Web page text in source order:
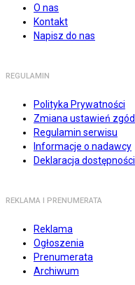
O nas
Kontakt
Napisz do nas
REGULAMIN
Polityka Prywatności
Zmiana ustawień zgód
Regulamin serwisu
Informacje o nadawcy
Deklaracja dostępności
REKLAMA I PRENUMERATA
Reklama
Ogłoszenia
Prenumerata
Archiwum